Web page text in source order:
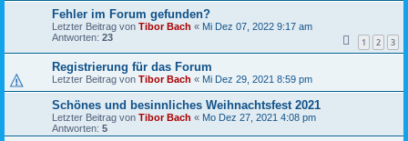
Fehler im Forum gefunden?
Letzter Beitrag von Tibor Bach « Mi Dez 07, 2022 9:17 am
Antworten: 23 1 2 3
Registrierung für das Forum
Letzter Beitrag von Tibor Bach « Mi Dez 29, 2021 8:59 pm
Schönes und besinnliches Weihnachtsfest 2021
Letzter Beitrag von Tibor Bach « Mo Dez 27, 2021 4:08 pm
Antworten: 5